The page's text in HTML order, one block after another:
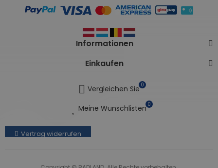
Informationen
Einkaufen
Vergleichen Sie 0
Meine Wunschlisten 0
Vertrag widerrufen